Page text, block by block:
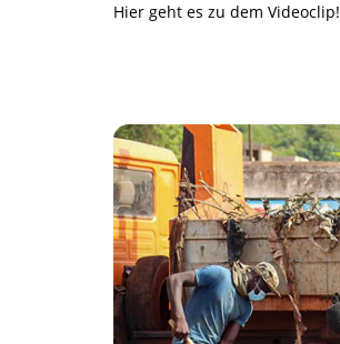
Hier geht es zu dem Videoclip!